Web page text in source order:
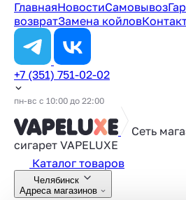
ГлавнаяНовостиСамовывоз
возвратЗамена койлов
+7 (351) 751-02-02
пн-вс с 10:00 до 22:00
Сеть
сигарет VAPELUXE
Каталог товаров
Челябинск
Адреса магазинов